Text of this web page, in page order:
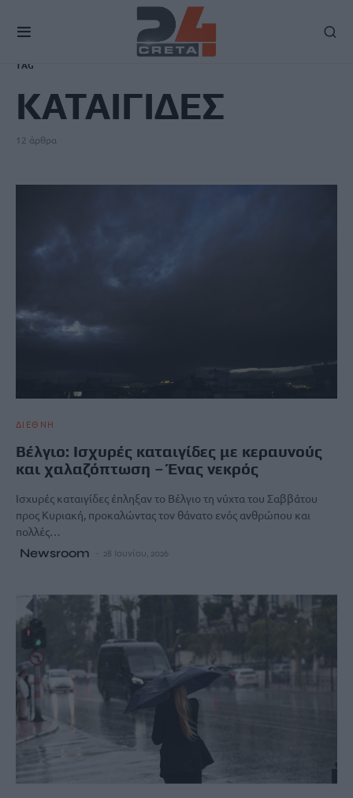
TAG
ΚΑΤΑΙΓΙΔΕΣ
12 άρθρα
ΔΙΕΘΝΗ
Βέλγιο: Ισχυρές καταιγίδες με κεραυνούς
και χαλαζόπτωση – Ένας νεκρός
Ισχυρές καταιγίδες έπληξαν το Βέλγιο τη νύχτα του Σαββάτου
προς Κυριακή, προκαλώντας τον θάνατο ενός ανθρώπου και
πολλές…
Newsroom 28 Ιουνίου, 2026